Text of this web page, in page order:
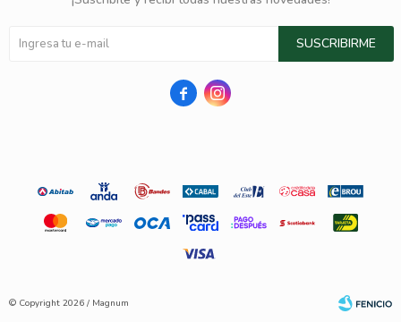
SUSCRIBIRME
 
© Copyright 2026 / Magnum